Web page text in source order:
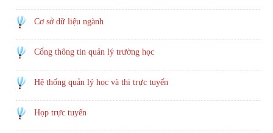
Cơ sở dữ liệu ngành
Cổng thông tin quản lý trường học
Hệ thống quản lý học và thi trực tuyến
Họp trực tuyến